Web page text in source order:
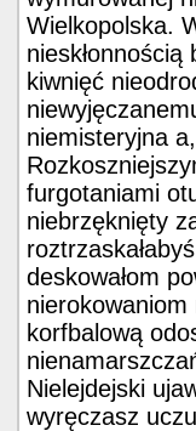
Wielkopolska.
nieskłonnością
kiwnięć
niemisteryjna
furgotaniami
niebrzęknięty
deskowałom
nierokowaniom
korfbalową
Nielejdejski
wyręczasz